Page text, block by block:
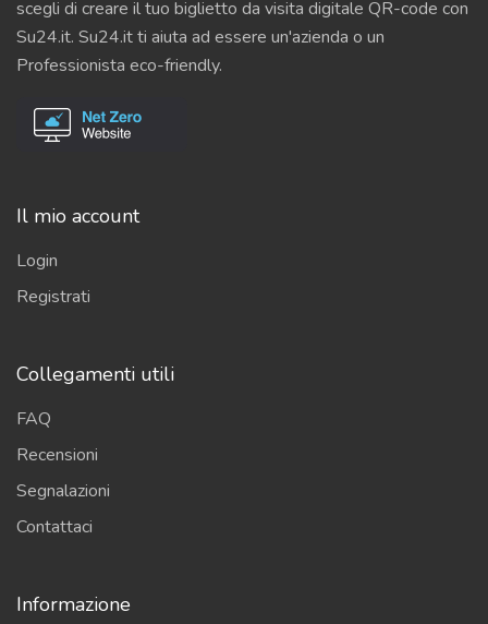
scegli di creare il tuo biglietto da visita digitale QR-code con
Su24.it. Su24.it ti aiuta ad essere un'azienda o un
Professionista eco-friendly.
Il mio account
Login
Registrati
Collegamenti utili
FAQ
Recensioni
Segnalazioni
Contattaci
Informazione